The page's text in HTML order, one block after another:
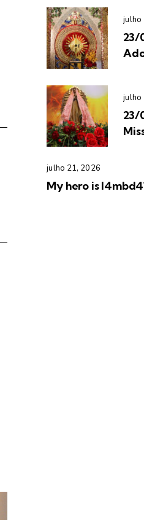
julho
23/
julho
23/
julho 21, 2026
My hero is